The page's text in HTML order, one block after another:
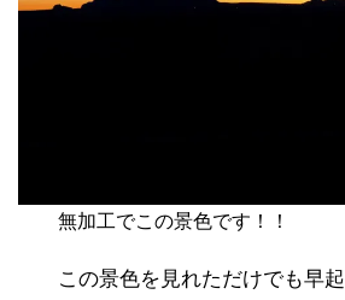
無加工でこの景色です！！
この景色を見れただけでも早